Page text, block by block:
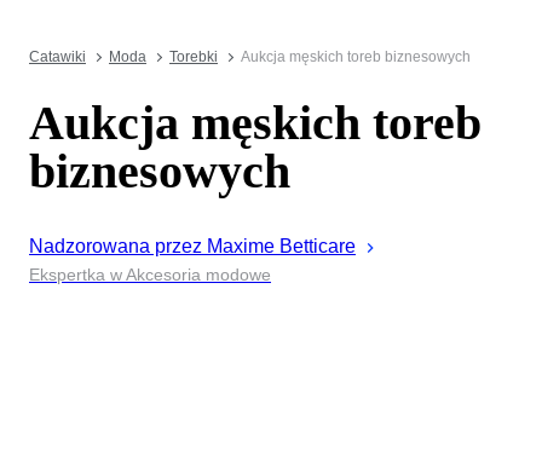
Catawiki Moda Torebki Aukcja męskich toreb biznesowych
Aukcja męskich toreb
biznesowych
Nadzorowana przez Maxime Betticare
Ekspertka w Akcesoria modowe